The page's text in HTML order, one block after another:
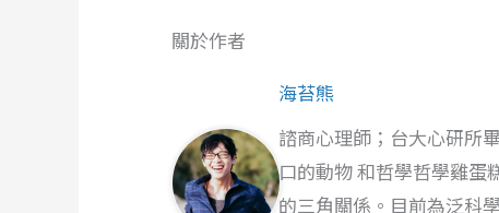
關於作者
海苔熊
諮商心理師；台大心研所
口的動物 和哲學哲學雞蛋
的三角關係。目前為泛科